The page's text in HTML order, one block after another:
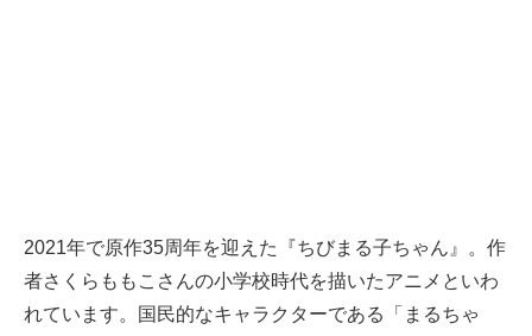
2021年で原作35周年を迎えた『ちびまる子ちゃん』。作
者さくらももこさんの小学校時代を描いたアニメといわ
れています。国民的なキャラクターである「まるちゃ